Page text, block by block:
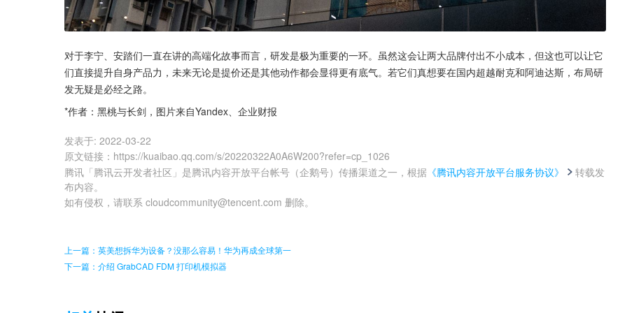
对于李宁、安踏们一直在讲的高端化故事而言，研发是极为重要的一环。虽然这会让两大品牌付出不小成本，但这也可以让它
们直接提升自身产品力，未来无论是提价还是其他动作都会显得更有底气。若它们真想要在国内超越耐克和阿迪达斯，布局研
发无疑是必经之路。
*作者：黑桃与长剑，图片来自Yandex、企业财报
发表于: 2022-03-22
原文链接 ： https://kuaibao.qq.com/s/20220322A0A6W200?refer=cp_1026
腾讯「腾讯云开发者社区」是腾讯内容开放平台帐号（企鹅号）传播渠道之一，根据 《腾讯内容开放平台服务协议》
转载发
布内容。
如有侵权，请联系 cloudcommunity@tencent.com 删除。
上一篇：英美想拆华为设备？没那么容易！华为再成全球第一
下一篇：介绍 GrabCAD FDM 打印机模拟器